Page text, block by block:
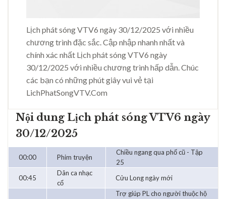
Lịch phát sóng VTV6 ngày 30/12/2025 với nhiều
chương trình đặc sắc. Cập nhập nhanh nhất và
chính xác nhất Lịch phát sóng VTV6 ngày
30/12/2025 với nhiều chương trình hấp dẫn. Chúc
các bạn có những phút giây vui vẻ tại
LichPhatSongVTV.Com
Nội dung Lịch phát sóng VTV6 ngày
30/12/2025
00:00 Phim truyện
Chiều ngang qua phố cũ - Tập
25
00:45
Dân ca nhạc
cổ
Cửu Long ngày mới
Trợ giúp PL cho người thuộc hộ